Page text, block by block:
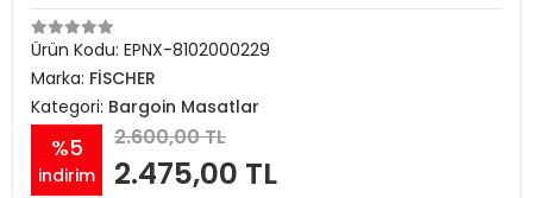
Ürün Kodu: EPNX-8102000229
Marka: FİSCHER
Kategori: Bargoin Masatlar
%5
indirim
2.600,00 TL
2.475,00 TL